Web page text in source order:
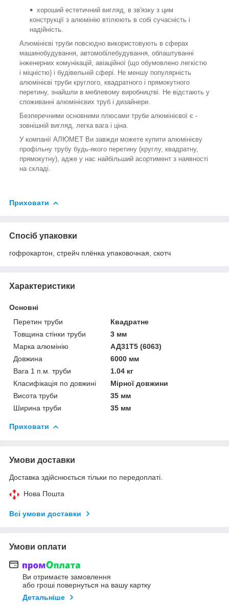
хороший естетичний вигляд, в зв'язку з цим
конструкції з алюмінію втілюють в собі сучасність і
надійність.
Алюмінієві труби повсюдно використовують в сферах
машинобудування, автомобілебудування, облаштуванні
інженерних комунікацій, авіаційної (що обумовлено легкістю
і міцністю) і будівельній сфері. Не меншу популярність
алюмінієві труби круглого, квадратного і прямокутного
перетину, знайшли в меблевому виробництві. Не відстають у
споживанні алюмінієвих труб і дизайнери.
Безперечними основними плюсами труби алюмінієвої є -
зовнішній вигляд, легка вага і ціна.
У компанії АЛЮМЕТ Ви завжди можете купити алюмінієву
профільну трубу будь-якого перетину (круглу, квадратну,
прямокутну), адже у нас найбільший асортимент з наявності
на складі.
Приховати
Спосіб упаковки
гофрокартон, стрейч плёнка упаковочная, скотч
Характеристики
Основні
Перетин труби
Квадратне
Товщина стінки труби
3 мм
Марка алюмінію
АД31Т5 (6063)
Довжина
6000 мм
Вага 1 п.м. труби
1.04 кг
Класифікація по довжині
Мірної довжини
Висота труби
35 мм
Ширина труби
35 мм
Приховати
Умови доставки
Доставка здійснюється тільки по передоплаті.
Нова Пошта
Всі умови доставки
Умови оплати
Ви отримаєте замовлення
або гроші повернуться на вашу картку
Детальніше